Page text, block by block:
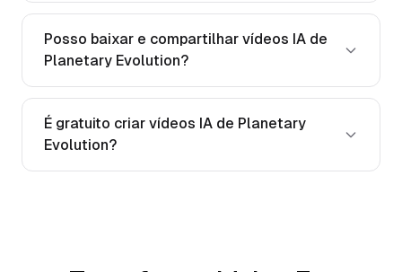
Posso baixar e compartilhar vídeos IA de
Planetary Evolution?
É gratuito criar vídeos IA de Planetary
Evolution?